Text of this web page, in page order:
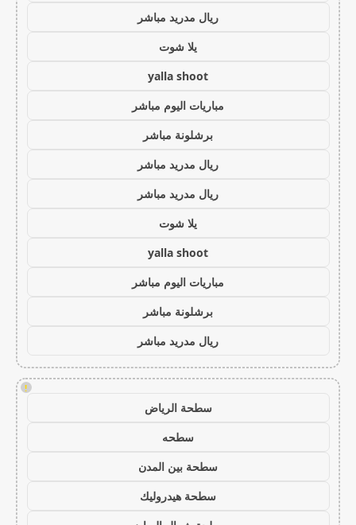
ريال مدريد مباشر
يلا شوت
yalla shoot
مباريات اليوم مباشر
برشلونة مباشر
ريال مدريد مباشر
ريال مدريد مباشر
يلا شوت
yalla shoot
مباريات اليوم مباشر
برشلونة مباشر
ريال مدريد مباشر
!
سطحة الرياض
سطحه
سطحة بين المدن
سطحة هيدروليك